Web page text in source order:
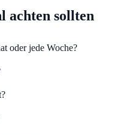
achten sollten
oder jede Woche?